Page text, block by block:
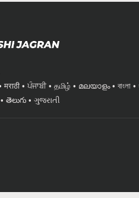
मराठी ਪੰਜਾਬੀ தமிழ் മലയാളം বাংলা
తెలుగు ગુજરાતી